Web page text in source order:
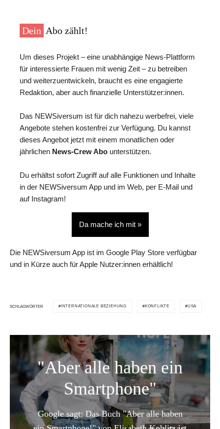
Dein Abo zählt!
Um dieses Projekt – eine unabhängige News-Plattform
für interessierte Frauen mit wenig Zeit – zu betreiben
und weiterzuentwickeln, braucht es eine engagierte
Redaktion, aber auch finanzielle Unterstützer:innen.
Das NEWSiversum ist für dich nahezu werbefrei, viele
Angebote stehen kostenfrei zur Verfügung. Du kannst
dieses Angebot jetzt mit einem monatlichen oder
jährlichen News-Crew Abo unterstützen.
Du erhältst sofort Zugriff auf alle Funktionen und Inhalte
in der NEWSiversum App und im Web, per E-Mail und
auf Instagram!
Da mache ich mit »
Die NEWSiversum App ist im Google Play Store verfügbar
und in Kürze auch für Apple Nutzer:innen erhältlich!
SCHLAGWÖRTER INTERNATIONALE BEZIEHUNG KONFLIKTE USA
"Aber alle haben ein
Smartphone"
Google sagt: Das Buch "Aber alle haben